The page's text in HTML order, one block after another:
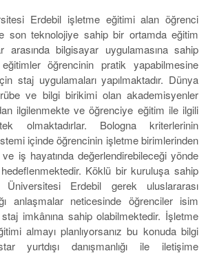
Erdebil işletme eğitimi alan öğrenci
son teknolojiye sahip bir ortamda eğitim
arasında bilgisayar uygulamasına sahip
öğrencinin pratik yapabilmesine
staj uygulamaları yapılmaktadır. Dünya
ve bilgi birikimi olan akademisyenler
ilgilenmekte ve öğrenciye eğitim ile ilgili
olmaktadırlar. Bologna kriterlerinin
içinde öğrencinin işletme birimlerinden
iş hayatında değerlendirebileceği yönde
Köklü bir kuruluşa sahip
Erdebil gerek uluslararası
anlaşmalar neticesinde öğrenciler isim
imkânına sahip olabilmektedir. İşletme
almayı planlıyorsanız bu konuda bilgi
yurtdışı danışmanlığı ile iletişime